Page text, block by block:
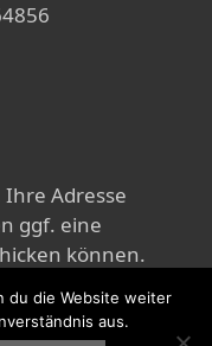
Adresse
ggf. eine
können.
du die Website weiter
aus.